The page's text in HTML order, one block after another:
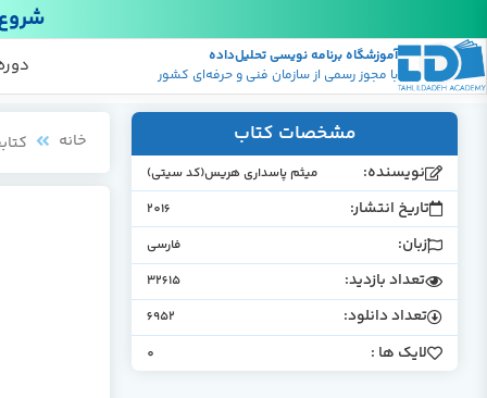
آموزشگاه برنامه نویسی تحلیل‌داده
با مجوز رسمی از سازمان فنی و حرفه‌ای کشور
مشخصات کتاب
نویسنده: میثم پاسداری هریس(کد سیتی)
تاریخ انتشار: 2016
زبان: فارسی
تعداد بازدید: 32615
تعداد دانلود: 6952
لایک ها : 0
خانه